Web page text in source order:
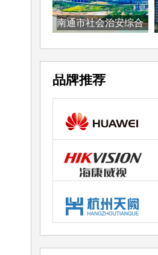
南通市社会治安综合
品牌推荐